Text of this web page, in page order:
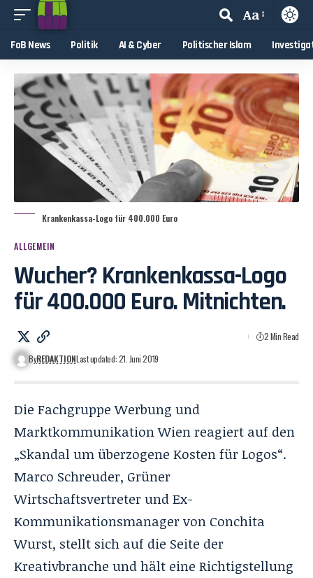
Aa
FoB News Politik AI & Cyber Politischer Islam
Krankenkassa-Logo für 400.000 Euro
ALLGEMEIN
Wucher? Krankenkassa-Logo
für 400.000 Euro. Mitnichten.
ByREDAKTIONLast updated: 21. Juni 2019
2 Min Read
Die Fachgruppe Werbung und
Marktkommunikation Wien reagiert auf den
„Skandal um überzogene Kosten für Logos“.
Marco Schreuder, Grüner
Wirtschaftsvertreter und Ex-
Kommunikationsmanager von Conchita
Wurst, stellt sich auf die Seite der
Kreativbranche und hält eine Richtigstellung